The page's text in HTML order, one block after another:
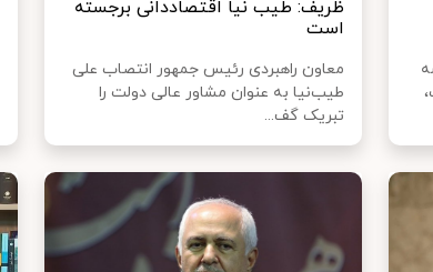
ظریف: طیب‌ نیا اقتصاددانی برجسته
است
معاون راهبردی رئیس جمهور انتصاب علی
طیب‌نیا به عنوان مشاور عالی دولت را
تبریک گف...